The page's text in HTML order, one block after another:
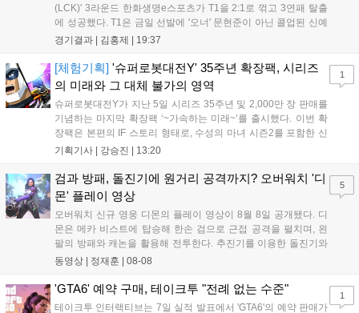
(LCK)' 3라운드 한화생명e스포츠가 T1을 2:1로 꺾고 3연패 탈출
에 성공했다. T1은 금일 선발에 '오너' 문현준이 아닌 콜업된 신예
'페인터' 김은후를 투입했지만, 결국 1:2로 패배하고 말았다. T1은
을 빼냈다....
경기결과 | 김홍제 | 19:37
[체험기획] '슈퍼로봇대전Y' 35주년 확장팩, 시리즈
의 미래와 그 대체 불가의 영역
슈퍼로봇대전Y가 지난 5일 시리즈 35주년 및 2,000만 장 판매를
기념하는 마지막 확장팩 ‘~가속하는 미래~’를 출시했다. 이번 확
장팩은 본편의 IF 스토리 형태로, 수성의 마녀 시즌2를 포함한 신
규 참전작과 크로스오버 합체기를 선보이며 작품을 완결 짓는다.
하는 몰입감 있는 서사와 조합을 구현하며 시리즈의 미래를 향한
새로운 가능성을 제시했다....
기획기사 | 강승진 | 13:20
1
검과 방패, 돌진기에 원거리 공격까지? 오버워치 '디
몬' 플레이 영상
오버워치 신규 영웅 디몬의 플레이 영상이 8월 8일 공개됐다. 디
몬은 메카 비스트에 탑승해 한손 검으로 근접 공격을 펼치며, 왼
팔의 방패와 캐논을 활용해 전투한다. 추진기를 이용한 돌진기와
참격 형태의 궁극기를 보유했고, 메카 파괴 시 맨몸으로 기관총을
산의 영웅들 업데이트를 통해 정식 출시될 예정이다....
동영상 | 정재훈 | 08-08
5
'GTA6' 예약 구매, 테이크투 "전례 없는 수준"
테이크투 인터랙티브는 7일 실적 발표에서 'GTA6'의 예약 판매가
1